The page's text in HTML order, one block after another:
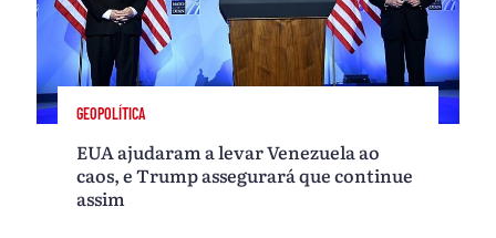
GEOPOLÍTICA
EUA ajudaram a levar Venezuela ao
caos, e Trump assegurará que continue
assim